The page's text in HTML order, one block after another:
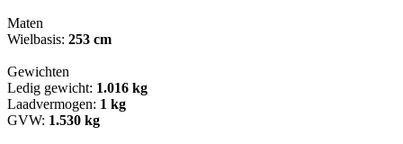
Maten
Wielbasis: 253 cm
Gewichten
Ledig gewicht: 1.016 kg
Laadvermogen: 1 kg
GVW: 1.530 kg